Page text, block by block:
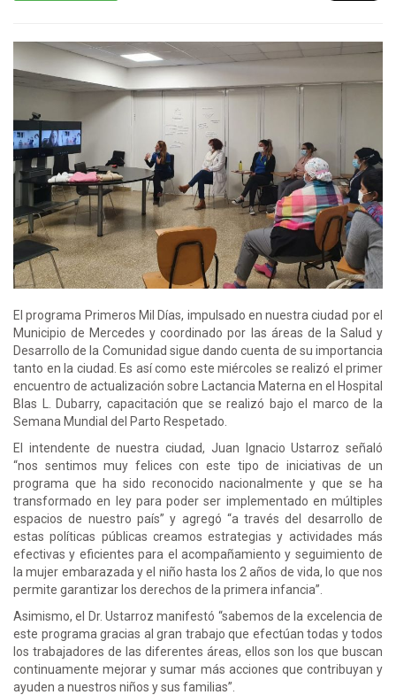
El programa Primeros Mil Días, impulsado en nuestra ciudad por el
Municipio de Mercedes y coordinado por las áreas de la Salud y
Desarrollo de la Comunidad sigue dando cuenta de su importancia
tanto en la ciudad. Es así como este miércoles se realizó el primer
encuentro de actualización sobre Lactancia Materna en el Hospital
Blas L. Dubarry, capacitación que se realizó bajo el marco de la
Semana Mundial del Parto Respetado.
El intendente de nuestra ciudad, Juan Ignacio Ustarroz señaló
“nos sentimos muy felices con este tipo de iniciativas de un
programa que ha sido reconocido nacionalmente y que se ha
transformado en ley para poder ser implementado en múltiples
espacios de nuestro país” y agregó “a través del desarrollo de
estas políticas públicas creamos estrategias y actividades más
efectivas y eficientes para el acompañamiento y seguimiento de
la mujer embarazada y el niño hasta los 2 años de vida, lo que nos
permite garantizar los derechos de la primera infancia”.
Asimismo, el Dr. Ustarroz manifestó “sabemos de la excelencia de
este programa gracias al gran trabajo que efectúan todas y todos
los trabajadores de las diferentes áreas, ellos son los que buscan
continuamente mejorar y sumar más acciones que contribuyan y
ayuden a nuestros niños y sus familias”.